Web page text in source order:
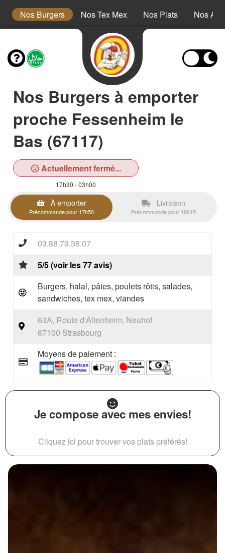
Nos Burgers Nos Tex Mex Nos Plats Nos
Nos Burgers à emporter
proche Fessenheim le
Bas (67117)
Actuellement fermé...
17h30 - 03h00
À emporter
Précommande pour 17h50
Livraison
Précommande pour 18h15
03.88.79.38.07
5/5 (voir les 77 avis)
Burgers, halal, pâtes, poulets rôtis, salades,
sandwiches, tex mex, viandes
63A, Route d'Altenheim, Neuhof
67100 Strasbourg
Moyens de paiement :
Je compose avec mes envies!
Cliquez ici pour trouver vos plats préférés!